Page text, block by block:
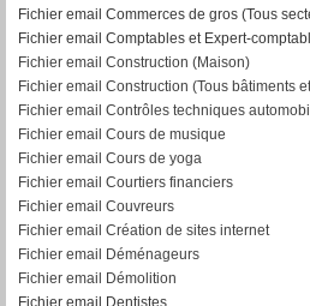
Fichier email Commerces de gros (Tous
Fichier email Comptables et Expert-
Fichier email Construction (Maison)
Fichier email Construction (Tous bâtiments
Fichier email Contrôles techniques
Fichier email Cours de musique
Fichier email Cours de yoga
Fichier email Courtiers financiers
Fichier email Couvreurs
Fichier email Création de sites internet
Fichier email Déménageurs
Fichier email Démolition
Fichier email Dentistes